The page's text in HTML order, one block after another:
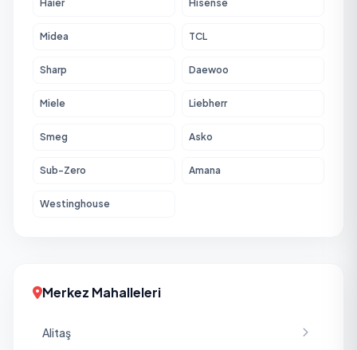
Haier Hisense
Midea TCL
Sharp Daewoo
Miele Liebherr
Smeg Asko
Sub-Zero Amana
Westinghouse
Merkez Mahalleleri
Alitaş